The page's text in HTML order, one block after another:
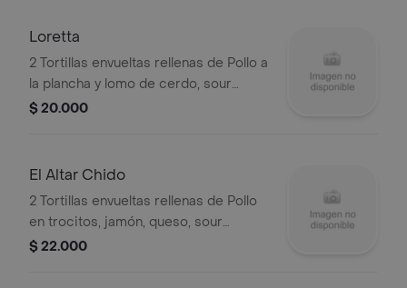
Loretta
2 Tortillas envueltas rellenas de Pollo a
la plancha y lomo de cerdo, sour
cream y queso fundido.
$ 20.000
El Altar Chido
2 Tortillas envueltas rellenas de Pollo
en trocitos, jamón, queso, sour
cream.
$ 22.000